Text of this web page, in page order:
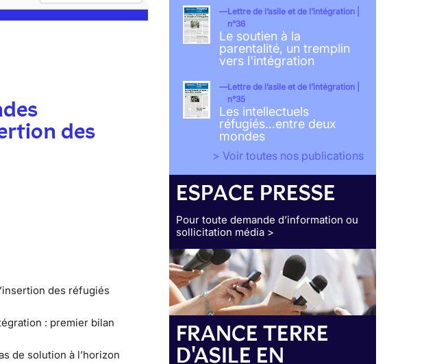
des
des réfugiés
: premier bilan
de solution à l’horizon
Lettre de l’asile et de l’intégration |
n°36
Le soutien à la
parentalité, un tremplin
vers l'intégration
Lettre de l’asile et de l’intégration |
n°35
Les intellectuels
réfugiés…entre deux
mondes
> Voir toutes nos publications
ESPACE PRESSE
Pour toute demande d’information ou
sollicitation média >
FRANCE TERRE
D'ASILE EN